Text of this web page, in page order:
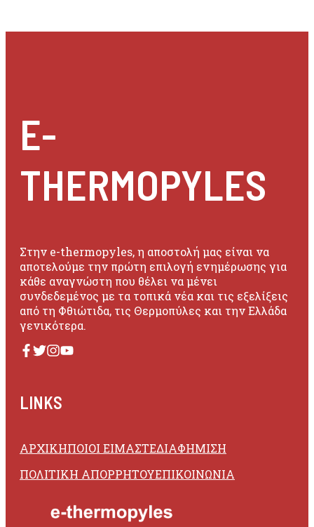
E-
THERMOPYLES
Στην e-thermopyles, η αποστολή μας είναι να
αποτελούμε την πρώτη επιλογή ενημέρωσης για
κάθε αναγνώστη που θέλει να μένει
συνδεδεμένος με τα τοπικά νέα και τις εξελίξεις
από τη Φθιώτιδα, τις Θερμοπύλες και την Ελλάδα
γενικότερα.
LINKS
ΑΡΧΙΚΗΠΟΙΟΙ ΕΙΜΑΣΤΕΔΙΑΦΗΜΙΣΗ
ΠΟΛΙΤΙΚΗ ΑΠΟΡΡΗΤΟΥΕΠΙΚΟΙΝΩΝΙΑ